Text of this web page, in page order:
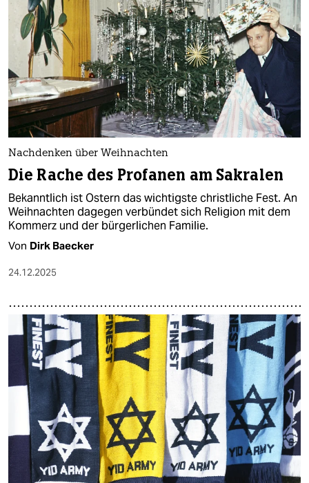
Nachdenken über Weihnachten
Die Rache des Profanen am Sakralen
Bekanntlich ist Ostern das wichtigste christliche Fest. An
Weihnachten dagegen verbündet sich Religion mit dem
Kommerz und der bürgerlichen Familie.
Von Dirk Baecker
24.12.2025